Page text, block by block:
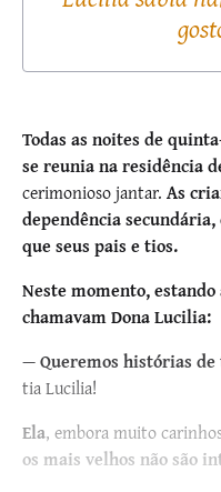
Todas as noites de
se reunia na residência
cerimonioso jantar. As
dependência
que seus pais e tios.
Neste momento, estando
chamavam Dona Lucilia:
—Queremos histórias
tia Lucilia!
Ela, embora muito
os mais velhos não são